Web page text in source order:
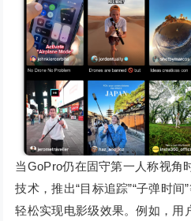
当GoPro仍在固守第一人称视角
技术，推出“目标追踪”“子弹时
轻松实现电影级效果。例如，用